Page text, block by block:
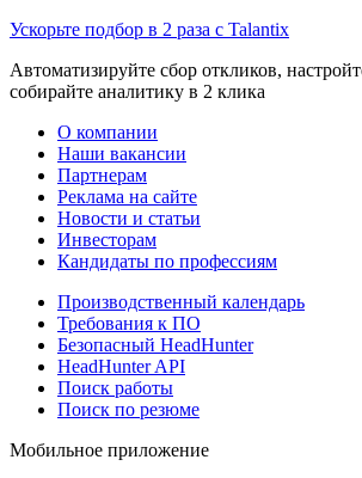
Ускорьте подбор в 2 раза с Talantix
Автоматизируйте сбор откликов,
собирайте аналитику в 2 клика
О компании
Наши вакансии
Партнерам
Реклама на сайте
Новости и статьи
Инвесторам
Кандидаты по профессиям
Производственный календарь
Требования к ПО
Безопасный HeadHunter
HeadHunter API
Поиск работы
Поиск по резюме
Мобильное приложение